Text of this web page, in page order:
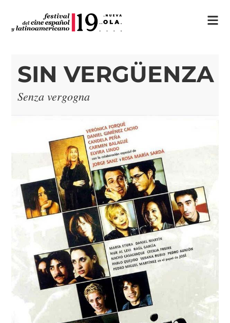
SIN VERGÜENZA
Senza vergogna